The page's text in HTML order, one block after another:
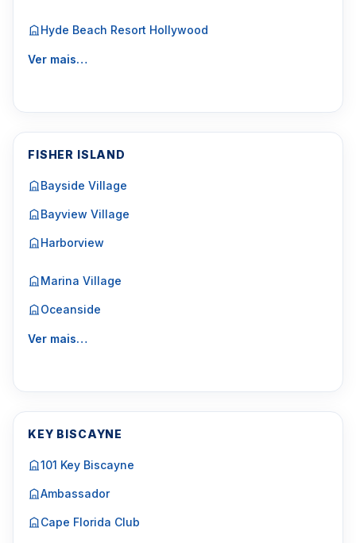
Hyde Beach Resort Hollywood
Ver mais…
FISHER ISLAND
Bayside Village
Bayview Village
Harborview
Marina Village
Oceanside
Ver mais…
KEY BISCAYNE
101 Key Biscayne
Ambassador
Cape Florida Club